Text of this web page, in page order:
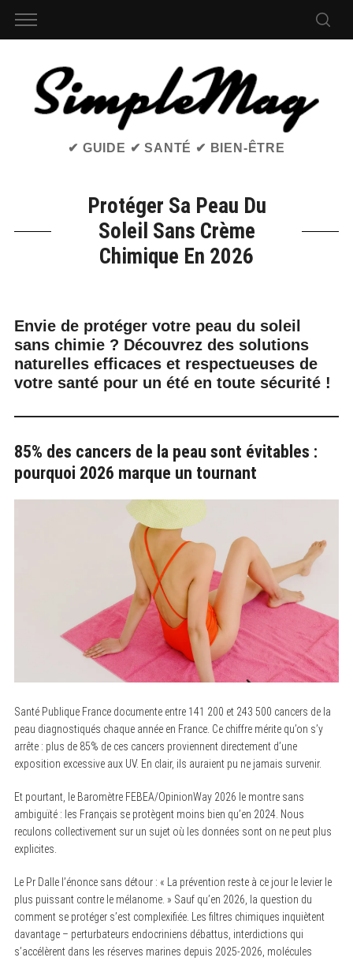
✔ GUIDE ✔ SANTÉ ✔ BIEN-ÊTRE
Protéger Sa Peau Du
Soleil Sans Crème
Chimique En 2026
Envie de protéger votre peau du soleil
sans chimie ? Découvrez des solutions
naturelles efficaces et respectueuses de
votre santé pour un été en toute sécurité !
85% des cancers de la peau sont évitables :
pourquoi 2026 marque un tournant
Santé Publique France documente entre 141 200 et 243 500 cancers de la
peau diagnostiqués chaque année en France. Ce chiffre mérite qu’on s’y
arrête : plus de 85% de ces cancers proviennent directement d’une
exposition excessive aux UV. En clair, ils auraient pu ne jamais survenir.
Et pourtant, le Baromètre FEBEA/OpinionWay 2026 le montre sans
ambiguïté : les Français se protègent moins bien qu’en 2024. Nous
reculons collectivement sur un sujet où les données sont on ne peut plus
explicites.
Le Pr Dalle l’énonce sans détour : « La prévention reste à ce jour le levier le
plus puissant contre le mélanome. » Sauf qu’en 2026, la question du
comment se protéger s’est complexifiée. Les filtres chimiques inquiètent
davantage – perturbateurs endocriniens débattus, interdictions qui
s’accélèrent dans les réserves marines depuis 2025-2026, molécules